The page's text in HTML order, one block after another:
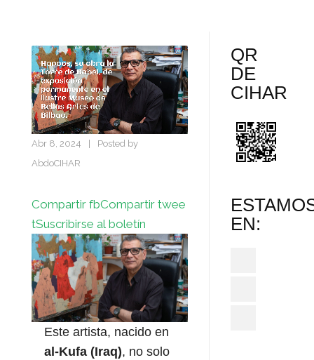
Abr 8, 2024
Posted by
AbdoCIHAR
Compartir fbCompartir twee
tSuscribirse al boletín
Este artista, nacido en
al-Kufa (Iraq), no solo
QR
DE
CIHAR
EN: